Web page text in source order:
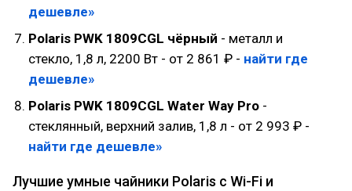
дешевле»
Polaris PWK 1809CGL чёрный - металл и
стекло, 1,8 л, 2200 Вт - от 2 861 ₽ - найти где
дешевле»
Polaris PWK 1809CGL Water Way Pro -
стеклянный, верхний залив, 1,8 л - от 2 993 ₽ -
найти где дешевле»
Лучшие умные чайники Polaris с Wi-Fi и